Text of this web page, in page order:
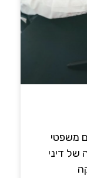
משפטי
של דיני